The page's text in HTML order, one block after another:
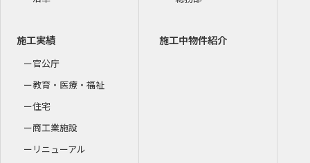
施工実績
官公庁
教育・医療・福祉
住宅
商工業施設
リニューアル
施工中物件紹介